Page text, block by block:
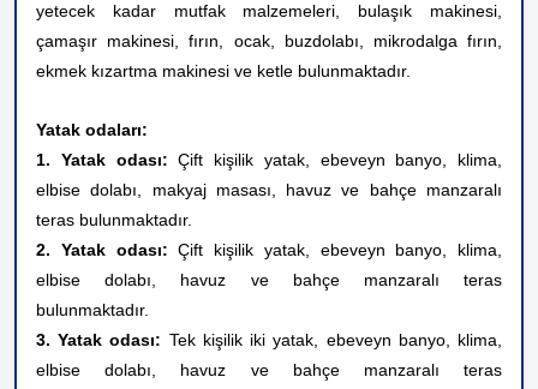
yetecek kadar mutfak malzemeleri, bulaşık makinesi,
çamaşır makinesi, fırın, ocak, buzdolabı, mikrodalga fırın,
ekmek kızartma makinesi ve ketle bulunmaktadır.
Yatak odaları:
1. Yatak odası:Çift kişilik yatak, ebeveyn banyo, klima,
elbise dolabı, makyaj masası, havuz ve bahçe manzaralı
teras bulunmaktadır.
2. Yatak odası:Çift kişilik yatak, ebeveyn banyo, klima,
elbise dolabı, havuz ve bahçe manzaralı teras
bulunmaktadır.
3. Yatak odası: Tek kişilik iki yatak, ebeveyn banyo, klima,
elbise dolabı, havuz ve bahçe manzaralı teras